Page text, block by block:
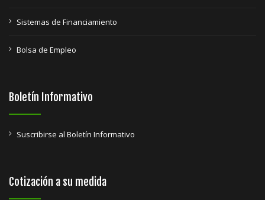
Sistemas de Financiamiento
Bolsa de Empleo
Boletín Informativo
Suscribirse al Boletín Informativo
Cotización a su medida